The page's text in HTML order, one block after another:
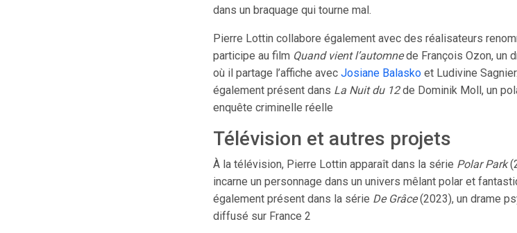
dans un braquage qui tourne mal.
Pierre Lottin collabore également avec des réalisateurs
participe au film Quand vient l’automnede François Ozon, un
où il partage l’affiche avec Josiane Balaskoet Ludivine
également présent dans La Nuit du 12de Dominik Moll, un
enquête criminelle réelle
Télévision et autres projets
À la télévision, Pierre Lottin apparaît dans la série Polar Park
incarne un personnage dans un univers mêlant polar et
également présent dans la série De Grâce(2023), un drame
diffusé sur France 2